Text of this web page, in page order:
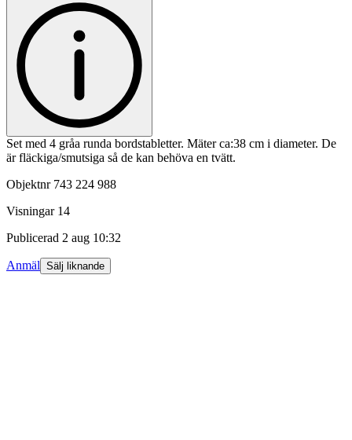
Set med 4 gråa runda bordstabletter. Mäter ca:38 cm i diameter. De
är fläckiga/smutsiga så de kan behöva en tvätt.
Objektnr 743 224 988
Visningar 14
Publicerad 2 aug 10:32
Anmäl Sälj liknande